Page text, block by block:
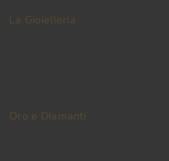
La Gioielleria
Oro e Diamanti